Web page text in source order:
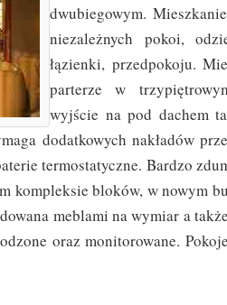
dwubiegowym.
niezależnych pokoi,
łązienki, przedpokoju.
parterze w
wyjście na pod dachem
dodatkowych nakładów
termostatyczne. Bardzo
kompleksie bloków, w nowym
meblami na wymiar a
oraz monitorowane.